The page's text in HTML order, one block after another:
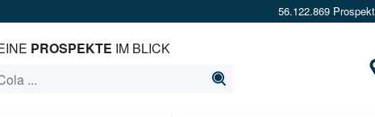
56.122.869
PROSPEKTE IM BLICK